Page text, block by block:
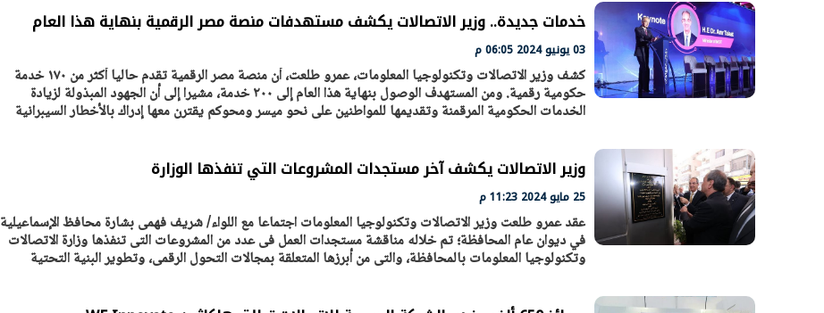
خدمات جديدة.. وزير الاتصالات يكشف مستهدفات منصة مصر الرقمية بنهاية هذا العام
03 يونيو 2024 06:05 م
كشف وزير الاتصالات وتكنولوجيا المعلومات، عمرو طلعت، أن منصة مصر الرقمية تقدم حاليا أكثر من ١٧٠ خدمة
حكومية رقمية. ومن المستهدف الوصول بنهاية هذا العام إلى ٢٠٠ خدمة، مشيرا إلى أن الجهود المبذولة لزيادة
الخدمات الحكومية المرقمنة وتقديمها للمواطنين على نحو ميسر ومحوكم يقترن معها إدراك بالأخطار السيبرانية
وزير الاتصالات يكشف آخر مستجدات المشروعات التي تنفذها الوزارة
25 مايو 2024 11:23 م
عقد عمرو طلعت وزير الاتصالات وتكنولوجيا المعلومات اجتماعا مع اللواء/ شريف فهمى بشارة محافظ الإسماعيلية
في ديوان عام المحافظة؛ تم خلاله مناقشة مستجدات العمل فى عدد من المشروعات التى تنفذها وزارة الاتصالات
وتكنولوجيا المعلومات بالمحافظة، والتى من أبرزها المتعلقة بمجالات التحول الرقمى، وتطوير البنية التحتية